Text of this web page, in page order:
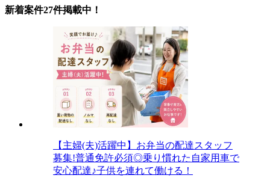
新着案件27件掲載中！
【主婦(夫)活躍中】お弁当の配達スタッフ
募集!普通免許必須◎乗り慣れた自家用車で
安心配達♪子供を連れて働ける！